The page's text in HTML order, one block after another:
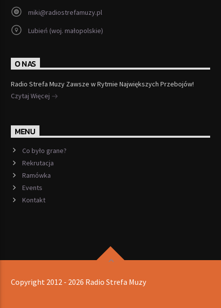
miki@radiostrefamuzy.pl
Lubień (woj. małopolskie)
O NAS
Radio Strefa Muzy Zawsze w Rytmie Największych Przebojów!
Czytaj Więcej
MENU
Co było grane?
Rekrutacja
Ramówka
Events
Kontakt
Copyright 2012 - 2026 Radio Strefa Muzy